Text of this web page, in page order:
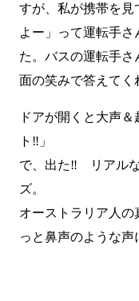
すが、私が携帯を見
よー」って運転手
た。バスの運転手
面の笑みで答えてく
ドアが開くと大声
ト‼」
で、出た‼ リアル
ズ。
オーストラリア人の
っと鼻声のような